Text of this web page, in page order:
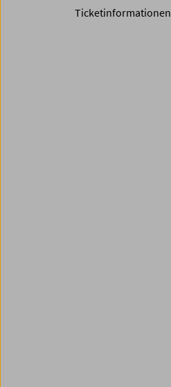
Ticketinformationen